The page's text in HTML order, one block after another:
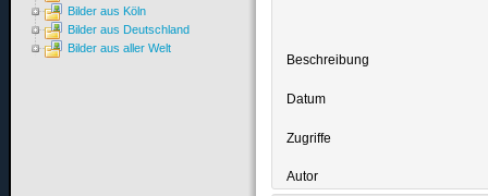
Beschreibung
Datum
Zugriffe
Autor
Bilder aus Köln
Bilder aus Deutschland
Bilder aus aller Welt